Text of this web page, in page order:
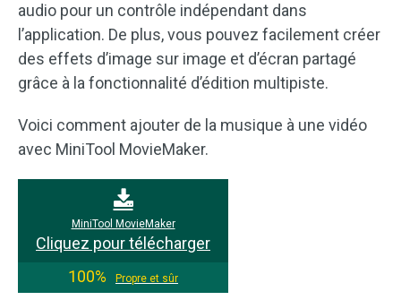
audio pour un contrôle indépendant dans
l’application. De plus, vous pouvez facilement créer
des effets d’image sur image et d’écran partagé
grâce à la fonctionnalité d’édition multipiste.
Voici comment ajouter de la musique à une vidéo
avec MiniTool MovieMaker.
MiniTool MovieMaker
Cliquez pour télécharger
100%
Propre et sûr